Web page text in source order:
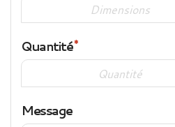
Quantité
Message